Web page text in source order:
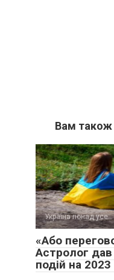
Вам
Україна понад усе
«Або
Астролог дав
подій на 2023